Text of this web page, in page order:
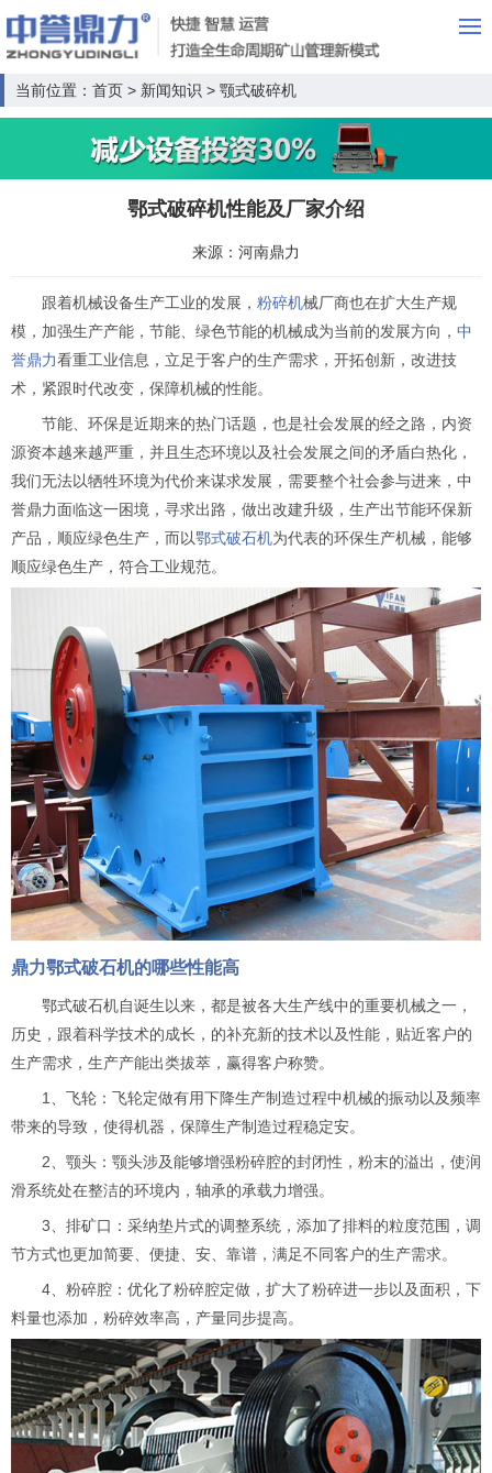
当前位置： 首页 > 新闻知识 > 颚式破碎机
鄂式破碎机性能及厂家介绍
来源：河南鼎力
跟着机械设备生产工业的发展， 粉碎机械厂商也在扩大生产规
模，加强生产产能，节能、绿色节能的机械成为当前的发展方向， 中
誉鼎力看重工业信息，立足于客户的生产需求，开拓创新，改进技
术，紧跟时代改变，保障机械的性能。
节能、环保是近期来的热门话题，也是社会发展的经之路，内资
源资本越来越严重，并且生态环境以及社会发展之间的矛盾白热化，
我们无法以牺牲环境为代价来谋求发展，需要整个社会参与进来，中
誉鼎力面临这一困境，寻求出路，做出改建升级，生产出节能环保新
产品，顺应绿色生产，而以鄂式破石机为代表的环保生产机械，能够
顺应绿色生产，符合工业规范。
鼎力鄂式破石机的哪些性能高
鄂式破石机自诞生以来，都是被各大生产线中的重要机械之一，
历史，跟着科学技术的成长，的补充新的技术以及性能，贴近客户的
生产需求，生产产能出类拔萃，赢得客户称赞。
1、飞轮：飞轮定做有用下降生产制造过程中机械的振动以及频率
带来的导致，使得机器，保障生产制造过程稳定安。
2、颚头：颚头涉及能够增强粉碎腔的封闭性，粉末的溢出，使润
滑系统处在整洁的环境内，轴承的承载力增强。
3、排矿口：采纳垫片式的调整系统，添加了排料的粒度范围，调
节方式也更加简要、便捷、安、靠谱，满足不同客户的生产需求。
4、粉碎腔：优化了粉碎腔定做，扩大了粉碎进一步以及面积，下
料量也添加，粉碎效率高，产量同步提高。